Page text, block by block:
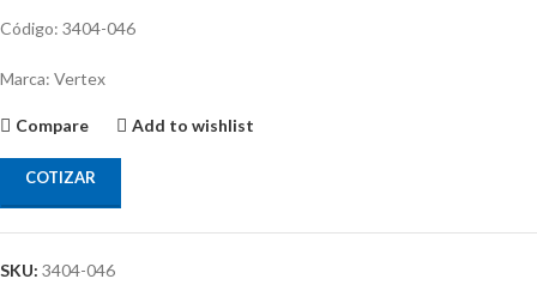
Código: 3404-046
Marca: Vertex
Compare Add to wishlist
COTIZAR
SKU: 3404-046